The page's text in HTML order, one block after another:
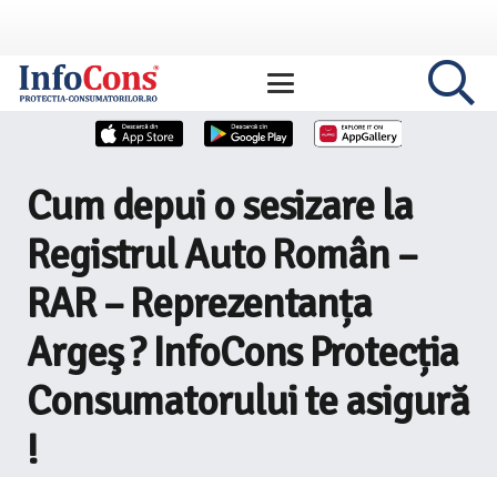
Cum depui o sesizare la
Registrul Auto Român –
RAR – Reprezentanța
Argeş ? InfoCons Protecția
Consumatorului te asigură
!